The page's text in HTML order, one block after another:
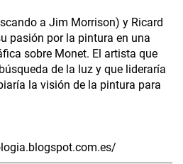
a Jim Morrison) y Ricard
pasión por la pintura en una
sobre Monet. El artista que
de la luz y que lideraría
la visión de la pintura para